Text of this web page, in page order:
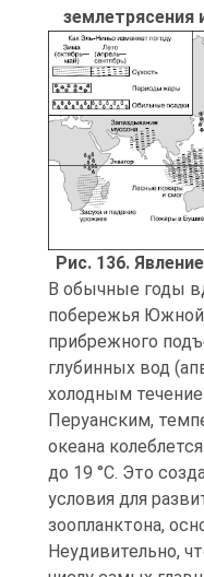
землетрясения
Рис. 136.
В обычные годы
побережья
прибрежного
глубинных вод
холодным
Перуанским,
океана
до 19 °C. Это
условия для
зоопланктона,
Неудивительно,